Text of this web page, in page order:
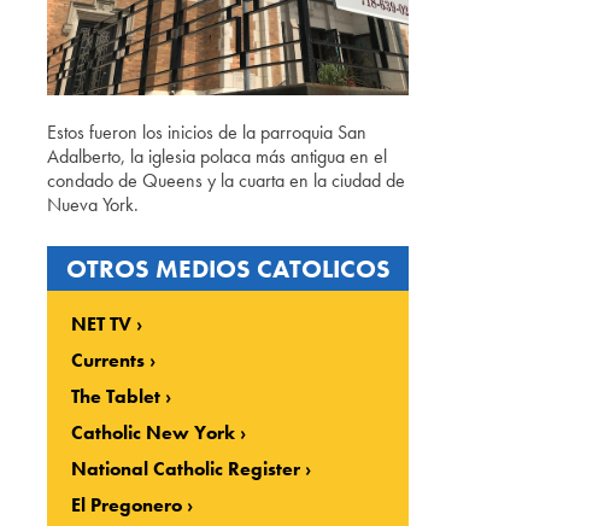
Estos fueron los inicios de la parroquia San
Adalberto, la iglesia polaca más antigua en el
condado de Queens y la cuarta en la ciudad de
Nueva York.
OTROS MEDIOS CATOLICOS
NET TV
Currents
The Tablet
Catholic New York
National Catholic Register
El Pregonero